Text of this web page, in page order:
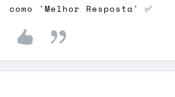
como 'Melhor Resposta' ✅